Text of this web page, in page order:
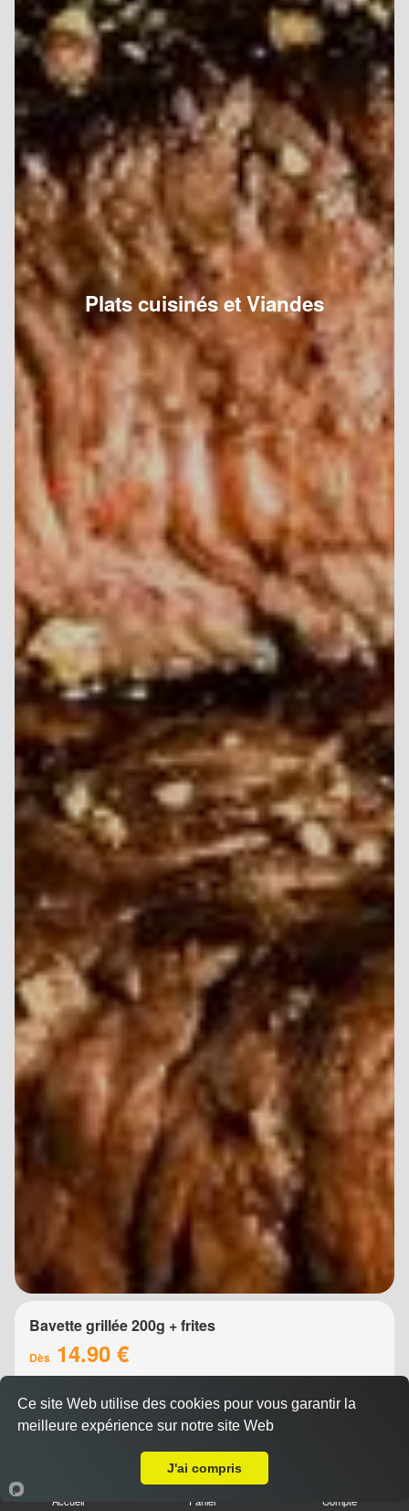
Plats cuisinés et Viandes
Bavette grillée 200g + frites
Dès 14.90 €
Accueil Panier Compte
Ce site Web utilise des cookies pour vous garantir la
meilleure expérience sur notre site Web
J'ai compris